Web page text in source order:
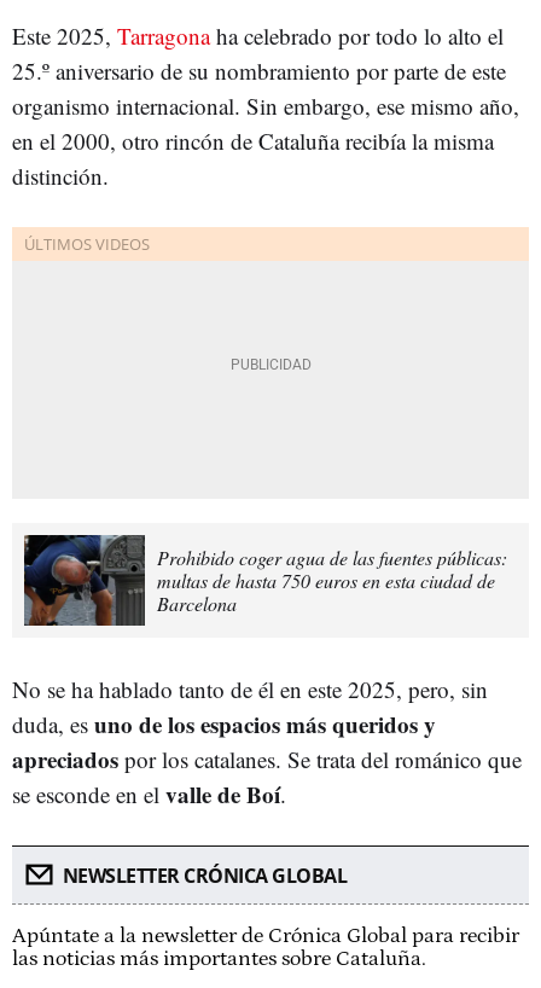
Este 2025, Tarragonaha celebrado por todo lo alto el
25.º aniversario de su nombramiento por parte de este
organismo internacional. Sin embargo, ese mismo año,
en el 2000, otro rincón de Cataluña recibía la misma
distinción.
Prohibido coger agua de las fuentes públicas:
multas de hasta 750 euros en esta ciudad de
Barcelona
No se ha hablado tanto de él en este 2025, pero, sin
duda, es uno de los espacios más queridos y
apreciados por los catalanes. Se trata del románico que
se esconde en el valle de Boí.
NEWSLETTER CRÓNICA GLOBAL
Apúntate a la newsletter de Crónica Global para recibir
las noticias más importantes sobre Cataluña.